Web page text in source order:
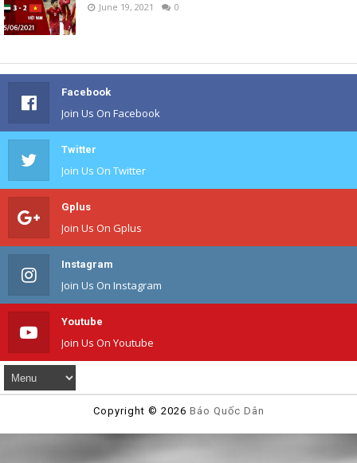
June 19, 2021 0
Facebook
Join Us On Facebook
Twitter
Join Us On Twitter
Gplus
Join Us On Gplus
Instagram
Join Us On Instagram
Youtube
Join Us On Youtube
Copyright © 2026 Báo Quốc Dân